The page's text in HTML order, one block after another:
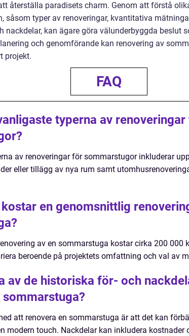
återställa paradisets charm. Genom att förstå
såsom typer av renoveringar, kvantitativa
nackdelar, kan ägare göra välunderbyggda beslut
och genomförande kan renovering av
projekt.
FAQ
typerna av
av renoveringar för sommarstugor inkluderar
eller tillägg av nya rum samt
en genomsnittlig
av en sommarstuga kostar cirka 200 000
beroende på projektets omfattning och val av
av de historiska för- och
sommarstuga?
att renovera en sommarstuga är att det kan
modern touch. Nackdelar kan inkludera